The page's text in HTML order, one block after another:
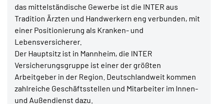
das mittelständische Gewerbe ist die INTER aus
Tradition Ärzten und Handwerkern eng verbunden, mit
einer Positionierung als Kranken- und
Lebensversicherer.
Der Hauptsitz ist in Mannheim, die INTER
Versicherungsgruppe ist einer der größten
Arbeitgeber in der Region. Deutschlandweit kommen
zahlreiche Geschäftsstellen und Mitarbeiter im Innen-
und Außendienst dazu.